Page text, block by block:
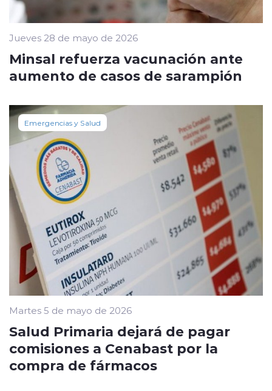
Jueves 28 de mayo de 2026
Minsal refuerza vacunación ante
aumento de casos de sarampión
Emergencias y Salud
Martes 5 de mayo de 2026
Salud Primaria dejará de pagar
comisiones a Cenabast por la
compra de fármacos